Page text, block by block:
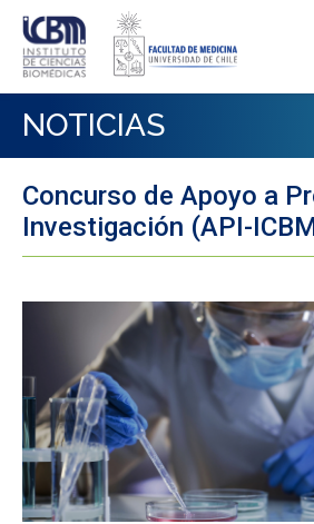
ACADÉMICAS/
PREGRADO
POSTGRADO
EXTENSIÓN
NOTICIAS
Concurso de Apoyo a
Investigación (API-